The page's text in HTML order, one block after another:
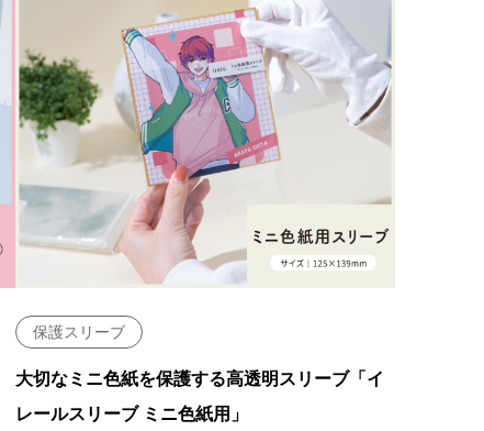
保護スリーブ
大切なミニ色紙を保護する高透明スリーブ「イ
レールスリーブ ミニ色紙用」